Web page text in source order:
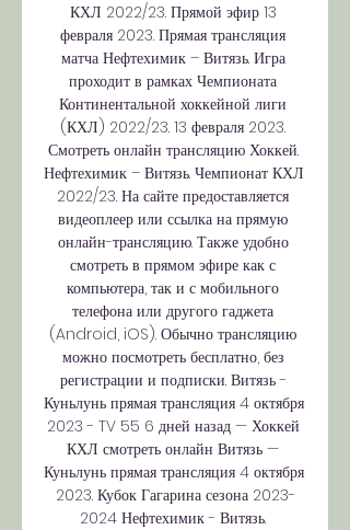
КХЛ 2022/23. Прямой эфир 13
февраля 2023. Прямая трансляция
матча Нефтехимик – Витязь. Игра
проходит в рамках Чемпионата
Континентальной хоккейной лиги
(КХЛ) 2022/23. 13 февраля 2023.
Смотреть онлайн трансляцию Хоккей.
Нефтехимик – Витязь. Чемпионат КХЛ
2022/23. На сайте предоставляется
видеоплеер или ссылка на прямую
онлайн-трансляцию. Также удобно
смотреть в прямом эфире как с
компьютера, так и с мобильного
телефона или другого гаджета
(Android, iOS). Обычно трансляцию
можно посмотреть бесплатно, без
регистрации и подписки. Витязь -
Куньлунь прямая трансляция 4 октября
2023 - TV 55 6 дней назад — Хоккей
КХЛ смотреть онлайн Витязь —
Куньлунь прямая трансляция 4 октября
2023. Кубок Гагарина сезона 2023-
2024 Нефтехимик - Витязь.